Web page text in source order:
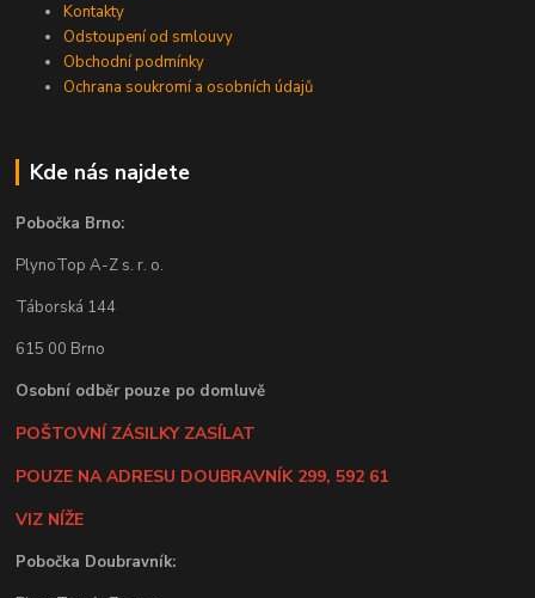
Kontakty
Odstoupení od smlouvy
Obchodní podmínky
Ochrana soukromí a osobních údajů
Kde nás najdete
Pobočka Brno:
PlynoTop A-Z s. r. o.
Táborská 144
615 00 Brno
Osobní odběr pouze po domluvě
POŠTOVNÍ ZÁSILKY ZASÍLAT
POUZE NA ADRESU DOUBRAVNÍK 299, 592 61
VIZ NÍŽE
Pobočka Doubravník: